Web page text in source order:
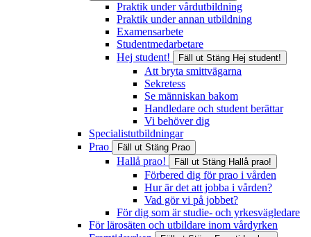
Praktik under vårdutbildning
Praktik under annan utbildning
Examensarbete
Studentmedarbetare
Hej student!
Fäll ut Stäng Hej student!
Att bryta smittvägarna
Sekretess
Se människan bakom
Handledare och student berättar
Vi behöver dig
Specialistutbildningar
Prao
Fäll ut Stäng Prao
Hallå prao! Fäll ut Stäng Hallå prao!
Förbered dig för prao i vården
Hur är det att jobba i vården?
Vad gör vi på jobbet?
För dig som är studie- och yrkesvägledare
För lärosäten och utbildare inom vårdyrken